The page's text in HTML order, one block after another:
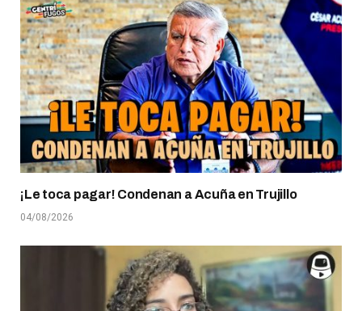
¡Le toca pagar! Condenan a Acuña en Trujillo
04/08/2026